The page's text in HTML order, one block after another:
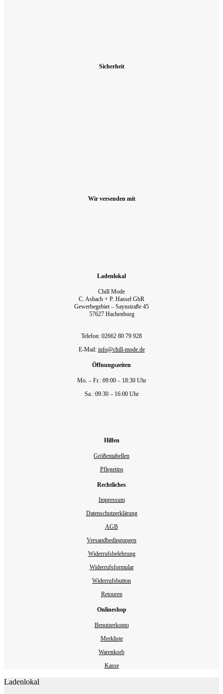
Sicherheit
Wir versenden mit
Ladenlokal
Chill Mode
C. Asbach + P. Hassel GbR
Gewerbegebiet – Saynstraße 45
57627 Hachenburg
Telefon: 02662 80 79 928‬
E-Mail: info@chill-mode.de
Öffnungszeiten
Mo. – Fr.: 09:00 – 18:30 Uhr
Sa.: 09:30 – 16:00 Uhr
Hilfen
Größentabellen
Pflegetips
Rechtliches
Impressum
Datenschutzerklärung
AGB
Versandbedingungen
Widerrufsbelehrung
Widerrufsformular
Widerrufsbutton
Retouren
Onlineshop
Benutzerkonto
Merkliste
Warenkorb
Kasse
Ladenlokal